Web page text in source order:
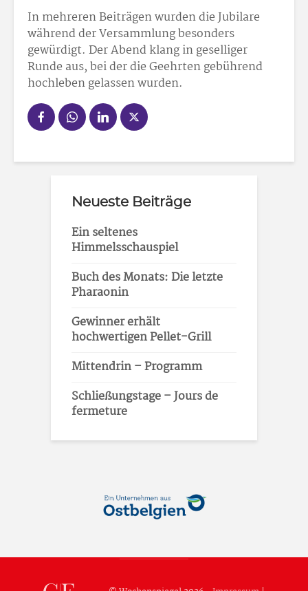
In mehreren Beiträgen wurden die Jubilare
während der Versammlung besonders
gewürdigt. Der Abend klang in geselliger
Runde aus, bei der die Geehrten gebührend
hochleben gelassen wurden.
Neueste Beiträge
Ein seltenes
Himmelsschauspiel
Buch des Monats: Die letzte
Pharaonin
Gewinner erhält
hochwertigen Pellet-Grill
Mittendrin – Programm
Schließungstage – Jours de
fermeture